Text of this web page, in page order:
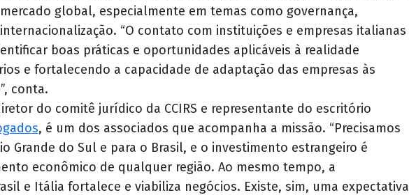
global, especialmente em temas como governança,
“O contato com instituições e empresas italianas
boas práticas e oportunidades aplicáveis à realidade
e fortalecendo a capacidade de adaptação das empresas às
conta.
do comitê jurídico da CCIRS e representante do escritório
, é um dos associados que acompanha a missão. “Precisamos
Grande do Sul e para o Brasil, e o investimento estrangeiro é
econômico de qualquer região. Ao mesmo tempo, a
e Itália fortalece e viabiliza negócios. Existe, sim, uma expectativa